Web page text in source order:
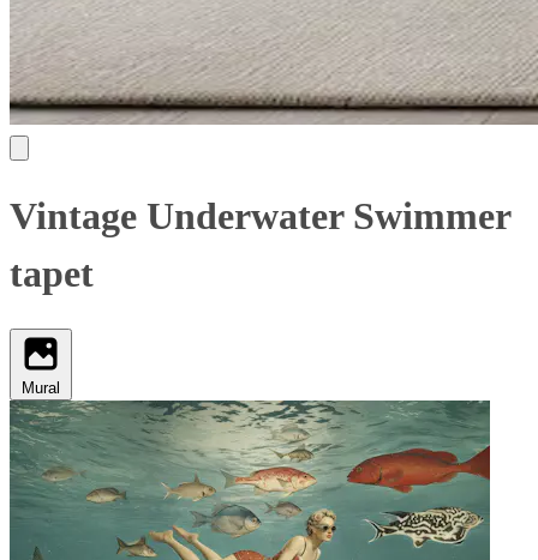
Vintage Underwater Swimmer
tapet
Mural